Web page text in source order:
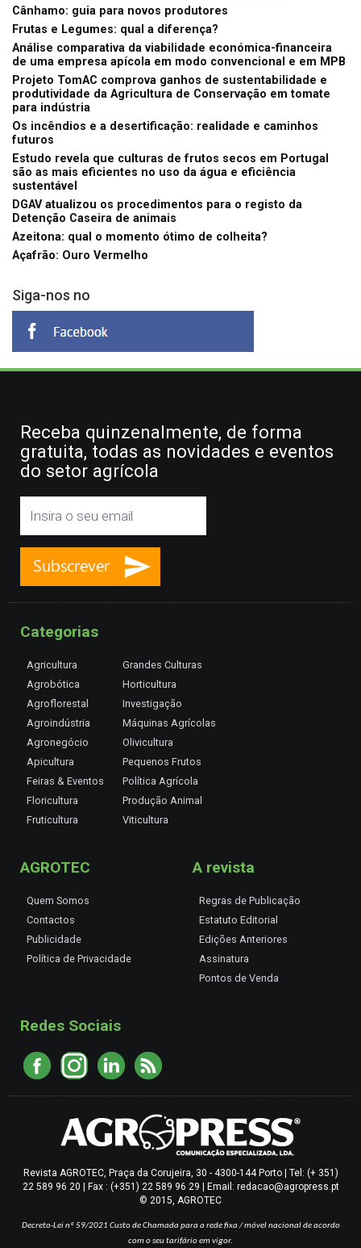
Cânhamo: guia para novos produtores
Frutas e Legumes: qual a diferença?
Análise comparativa da viabilidade económica-financeira
de uma empresa apícola em modo convencional e em MPB
Projeto TomAC comprova ganhos de sustentabilidade e
produtividade da Agricultura de Conservação em tomate
para indústria
Os incêndios e a desertificação: realidade e caminhos
futuros
Estudo revela que culturas de frutos secos em Portugal
são as mais eficientes no uso da água e eficiência
sustentável
DGAV atualizou os procedimentos para o registo da
Detenção Caseira de animais
Azeitona: qual o momento ótimo de colheita?
Açafrão: Ouro Vermelho
Siga-nos no
Receba quinzenalmente, de forma
gratuita, todas as novidades e eventos
do setor agrícola
Categorias
Agricultura
Agrobótica
Agroflorestal
Agroindústria
Agronegócio
Apicultura
Feiras & Eventos
Floricultura
Fruticultura
Grandes Culturas
Horticultura
Investigação
Máquinas Agrícolas
Olivicultura
Pequenos Frutos
Política Agrícola
Produção Animal
Viticultura
AGROTEC
Quem Somos
Contactos
Publicidade
Política de Privacidade
A revista
Regras de Publicação
Estatuto Editorial
Edições Anteriores
Assinatura
Pontos de Venda
Redes Sociais
Revista AGROTEC, Praça da Corujeira, 30 - 4300-144 Porto | Tel: (+ 351)
22 589 96 20 | Fax : (+351) 22 589 96 29 | Email: redacao@agropress.pt
© 2015, AGROTEC
Decreto-Lei nº 59/2021 Custo de Chamada para a rede fixa / móvel nacional de acordo
com o seu tarifário em vigor.